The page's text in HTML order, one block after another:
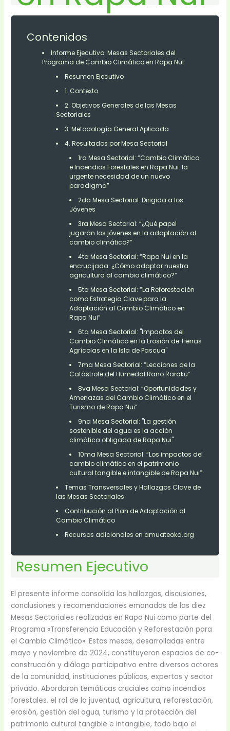
Contenidos
Informe Ejecutivo: Mesas Sectoriales del
Programa de Cambio Climático en Rapa Nui
Resumen Ejecutivo
1. Contexto
2. Objetivos Generales de las Mesas
Sectoriales
3. Metodología General Aplicada
4. Resultados por Mesa Sectorial
1ra Mesa Sectorial: “Cambio Climático
e Incendios Forestales en Rapa Nui: la
urgente necesidad de un nuevo
paradigma”
2da Mesa Sectorial: Dirigida a los
Jóvenes
3ra Mesa Sectorial: “¿Qué papel
jugarán los jóvenes en la adaptación al
cambio climático?”
4ta Mesa Sectorial: “Rapa Nui en la
encrucijada: ¿Cómo adaptar nuestra
agricultura al cambio climático?”
5ta Mesa Sectorial: “La Reforestación
como Estrategia Clave para la
Adaptación al Cambio Climático en
Rapa Nui”
6ta Mesa Sectorial: "Impactos del
Cambio Climático en la Erosión de Tierras
Agrícolas en la Isla de Pascua"
7ma Mesa Sectorial: “Lecciones de la
Catástrofe del Humedal Rano Raraku”
8va Mesa Sectorial: “Oportunidades y
Amenazas del Cambio Climático en el
Turismo de Rapa Nui”
9na Mesa Sectorial: "La gestión
sostenible del agua es la acción
climática obligada de Rapa Nui"
10ma Mesa Sectorial: “Los impactos del
cambio climático en el patrimonio
cultural tangible e intangible de Rapa Nui”
Temas Transversales y Hallazgos Clave de
las Mesas Sectoriales
Contribución al Plan de Adaptación al
Cambio Climático
Recursos adicionales en amuateoka.org
Resumen Ejecutivo
El presente informe consolida los hallazgos, discusiones,
conclusiones y recomendaciones emanadas de las diez
Mesas Sectoriales realizadas en Rapa Nui como parte del
Programa «Transferencia Educación y Reforestación para
el Cambio Climático». Estas mesas, desarrolladas entre
mayo y noviembre de 2024, constituyeron espacios de co-
construcción y diálogo participativo entre diversos actores
de la comunidad, instituciones públicas, expertos y sector
privado. Abordaron temáticas cruciales como incendios
forestales, el rol de la juventud, agricultura, reforestación,
erosión, gestión del agua, turismo y la protección del
patrimonio cultural tangible e intangible, todo bajo el